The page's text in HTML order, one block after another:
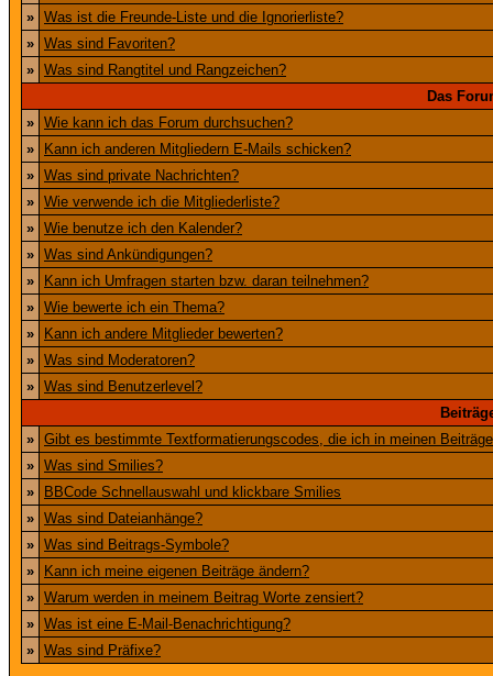
» Was ist die Freunde-Liste und die Ignorierliste?
» Was sind Favoriten?
» Was sind Rangtitel und Rangzeichen?
Das
» Wie kann ich das Forum durchsuchen?
»
Kann ich anderen Mitgliedern E-Mails schicken?
» Was sind private Nachrichten?
» Wie verwende ich die Mitgliederliste?
» Wie benutze ich den Kalender?
» Was sind Ankündigungen?
»
Kann ich Umfragen starten bzw. daran teilnehmen?
» Wie bewerte ich ein Thema?
»
Kann ich andere Mitglieder bewerten?
» Was sind Moderatoren?
» Was sind Benutzerlevel?
» Gibt es bestimmte Textformatierungscodes, die ich in meinen
» Was sind Smilies?
»
BBCode Schnellauswahl und klickbare Smilies
» Was sind Dateianhänge?
» Was sind Beitrags-Symbole?
»
Kann ich meine eigenen Beiträge ändern?
» Warum werden in meinem Beitrag Worte zensiert?
» Was ist eine E-Mail-Benachrichtigung?
» Was sind Präfixe?